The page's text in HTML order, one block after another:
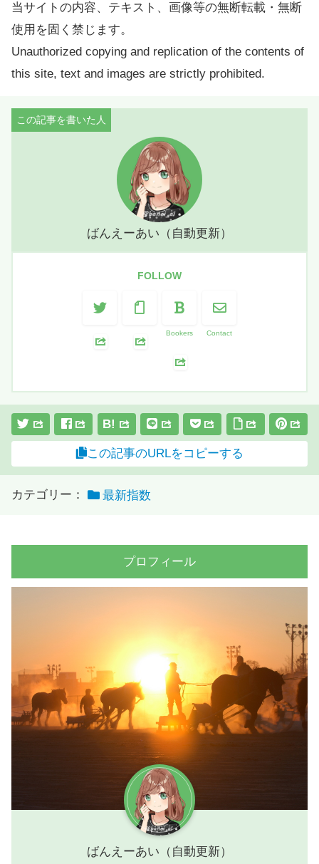
当サイトの内容、テキスト、画像等の無断転載・無断
使用を固く禁じます。
Unauthorized copying and replication of the contents of
this site, text and images are strictly prohibited.
ばんえーあい（自動更新）
FOLLOW
Bookers Contact
B!
この記事のURLをコピーする
カテゴリー： 最新指数
プロフィール
ばんえーあい（自動更新）